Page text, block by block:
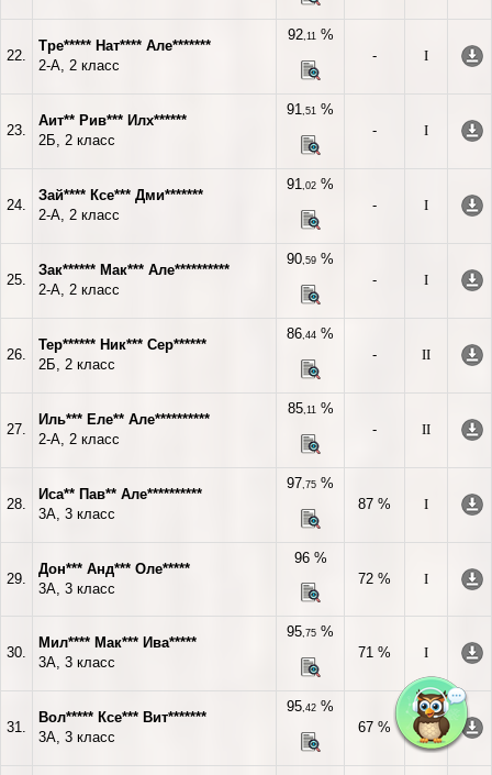
22.
Тре***** Нат**** Але*******
2-А, 2 класс
92,11%
-
I
23.
Аит** Рив*** Илх******
2Б, 2 класс
91,51 %
-
I
24.
Зай**** Ксе*** Дми*******
2-А, 2 класс
91,02 %
-
I
25.
Зак****** Мак*** Але**********
2-А, 2 класс
90,59 %
-
I
26.
Тер****** Ник*** Сер******
2Б, 2 класс
86,44 %
-
II
27.
Иль*** Еле** Але**********
2-А, 2 класс
85,11%
-
II
28.
Иса** Пав** Але**********
3А, 3 класс
97,75 %
87 %
I
29.
Дон*** Анд*** Оле*****
3А, 3 класс
96 %
72 %
I
30.
Мил**** Мак*** Ива*****
3А, 3 класс
95,75 %
71 %
I
31.
Вол***** Ксе*** Вит*******
3А, 3 класс
95,42 %
67 %
I